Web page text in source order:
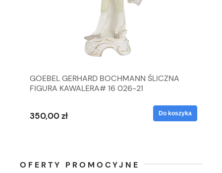
GOEBEL GERHARD BOCHMANN ŚLICZNA
FIGURA KAWALERA# 16 026-21
350,00 zł Do koszyka
OFERTY PROMOCYJNE